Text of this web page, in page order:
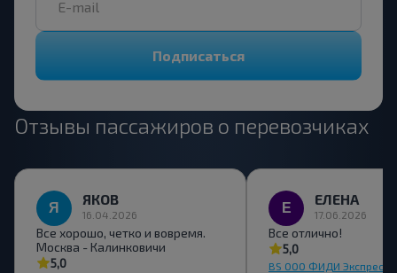
Подписаться
Отзывы пассажиров о перевозчиках
ЯКОВ
16.04.2026
Все хорошо, четко и вовремя.
Москва - Калинковичи
5,0
ЕЛЕНА
17.06.2026
Все отлично!
5,0
BS ООО ФИДИ Экспресс